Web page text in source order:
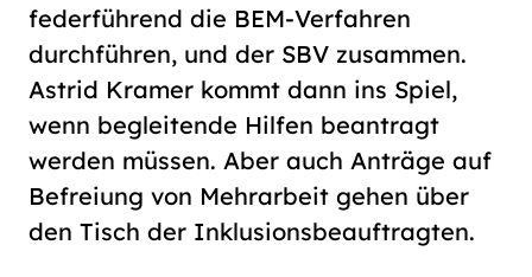
federführend die BEM-Verfahren
durchführen, und der SBV zusammen.
Astrid Kramer kommt dann ins Spiel,
wenn begleitende Hilfen beantragt
werden müssen. Aber auch Anträge auf
Befreiung von Mehrarbeit gehen über
den Tisch der Inklusionsbeauftragten.